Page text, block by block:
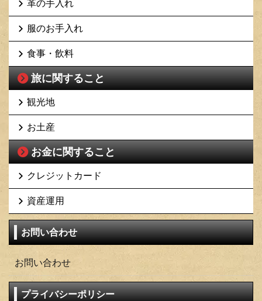
革の手入れ
服のお手入れ
食事・飲料
旅に関すること
観光地
お土産
お金に関すること
クレジットカード
資産運用
お問い合わせ
お問い合わせ
プライバシーポリシー